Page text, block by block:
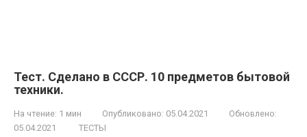
Тест. Сделано в СССР. 10 предметов бытовой
техники.
На чтение: 1 мин Опубликовано: 05.04.2021
Обновлено:
05.04.2021
ТЕСТЫ